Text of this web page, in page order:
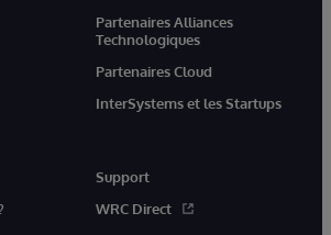
Partenaires Alliances
Technologiques
Partenaires Cloud
InterSystems et les Startups
Support
WRC Direct